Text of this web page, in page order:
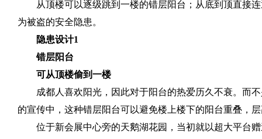
从顶楼可以逐级跳到一楼的错层阳台；从底到顶直接
为被盗的安全隐患。
隐患设计1
错层阳台
可从顶楼偷到一楼
成都人喜欢阳光，因此对于阳台的热爱历久不衰。而
的宣传中，这种错层阳台可以避免楼上楼下的阳台重叠，
位于新会展中心旁的天鹅湖花园，当初就以超大平台